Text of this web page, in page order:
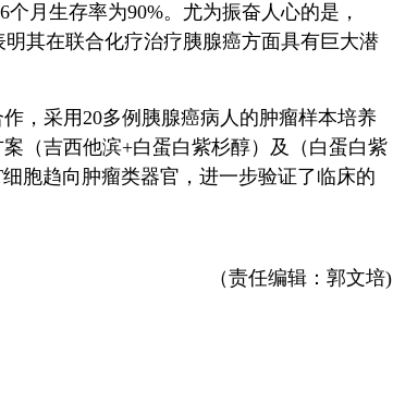
6个月生存率为90%。尤为振奋人心的是，
其在联合化疗治疗胰腺癌方面具有巨大潜
，采用20多例胰腺癌病人的肿瘤样本培养
（吉西他滨+白蛋白紫杉醇）及（白蛋白紫
细胞趋向肿瘤类器官，进一步验证了临床的
（责任编辑：郭文培)